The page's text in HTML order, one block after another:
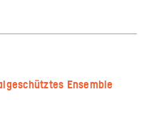
Ensemble